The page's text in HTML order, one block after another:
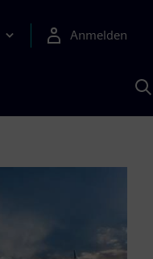
Anmelden
KI